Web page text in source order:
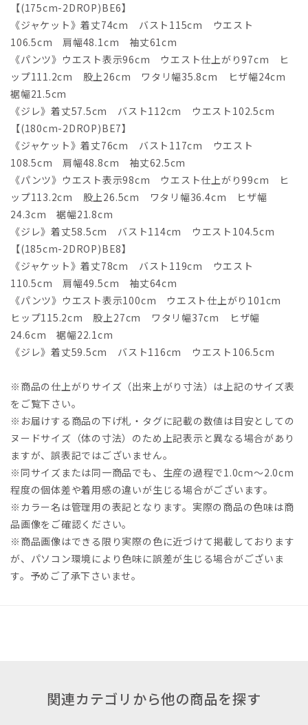
【(175cm-2DROP)BE6】
《ジャケット》着丈74cm バスト115cm ウエスト
106.5cm 肩幅48.1cm 袖丈61cm
《パンツ》ウエスト表示96cm ウエスト仕上がり97cm ヒ
ップ111.2cm 股上26cm ワタリ幅35.8cm ヒザ幅24cm
裾幅21.5cm
《ジレ》着丈57.5cm バスト112cm ウエスト102.5cm
【(180cm-2DROP)BE7】
《ジャケット》着丈76cm バスト117cm ウエスト
108.5cm 肩幅48.8cm 袖丈62.5cm
《パンツ》ウエスト表示98cm ウエスト仕上がり99cm ヒ
ップ113.2cm 股上26.5cm ワタリ幅36.4cm ヒザ幅
24.3cm 裾幅21.8cm
《ジレ》着丈58.5cm バスト114cm ウエスト104.5cm
【(185cm-2DROP)BE8】
《ジャケット》着丈78cm バスト119cm ウエスト
110.5cm 肩幅49.5cm 袖丈64cm
《パンツ》ウエスト表示100cm ウエスト仕上がり101cm
ヒップ115.2cm 股上27cm ワタリ幅37cm ヒザ幅
24.6cm 裾幅22.1cm
《ジレ》着丈59.5cm バスト116cm ウエスト106.5cm
※商品の仕上がりサイズ（出来上がり寸法）は上記のサイズ表
をご覧下さい。
※お届けする商品の下げ札・タグに記載の数値は目安としての
ヌードサイズ（体の寸法）のため上記表示と異なる場合があり
ますが、誤表記ではございません。
※同サイズまたは同一商品でも、生産の過程で1.0cm～2.0cm
程度の個体差や着用感の違いが生じる場合がございます。
※カラー名は管理用の表記となります。実際の商品の色味は商
品画像をご確認ください。
※商品画像はできる限り実際の色に近づけて掲載しております
が、パソコン環境により色味に誤差が生じる場合がございま
す。予めご了承下さいませ。
関連カテゴリから他の商品を探す